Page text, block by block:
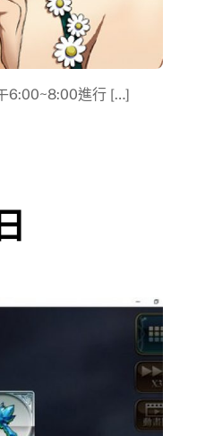
6:00~8:00進行 […]